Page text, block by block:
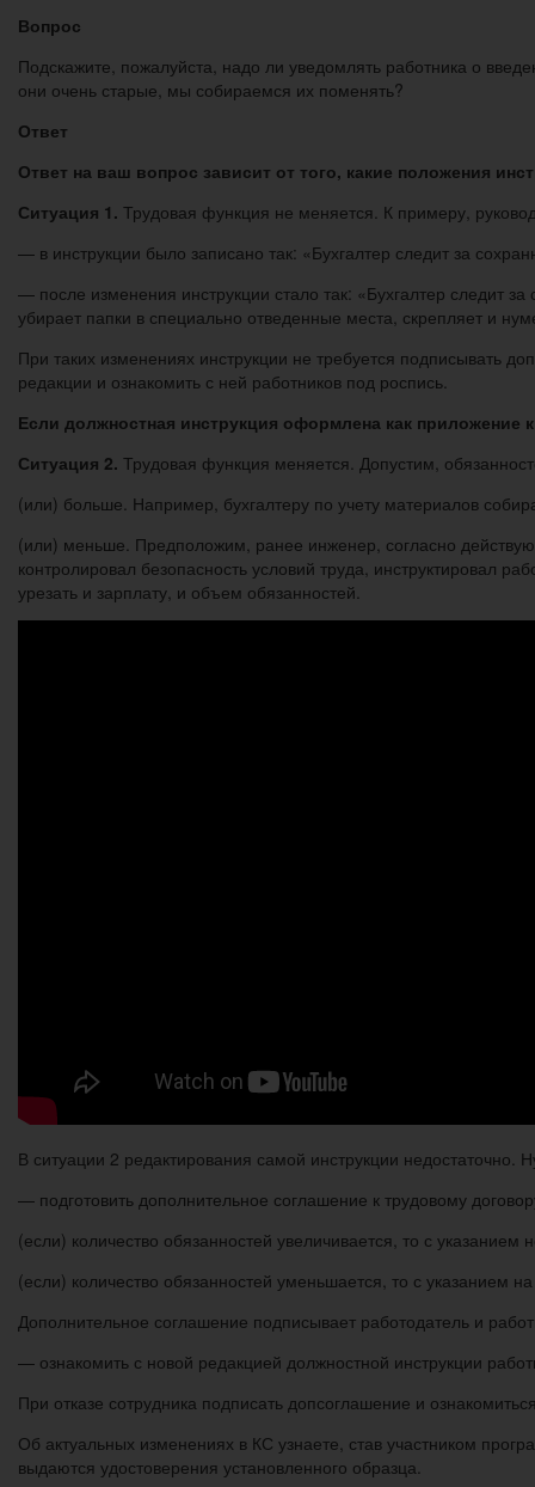
Вопрос
Подскажите, пожалуйста, надо ли уведомлять работника о
они очень старые, мы собираемся их поменять?
Ответ
Ответ на ваш вопрос зависит от того, какие положения
Ситуация 1. Трудовая функция не меняется. К примеру,
— в инструкции было записано так: «Бухгалтер следит за
— после изменения инструкции стало так: «Бухгалтер следит
убирает папки в специально отведенные места, скрепляет и
При таких изменениях инструкции не требуется подписывать
редакции и ознакомить с ней работников под роспись.
Если должностная инструкция оформлена как
Ситуация 2. Трудовая функция меняется. Допустим,
(или) больше. Например, бухгалтеру по учету материалов
(или) меньше. Предположим, ранее инженер, согласно
контролировал безопасность условий труда, инструктировал
урезать и зарплату, и объем обязанностей.
В ситуации 2 редактирования самой инструкции недостаточно.
— подготовить дополнительное соглашение к трудовому
(если) количество обязанностей увеличивается, то с указанием
(если) количество обязанностей уменьшается, то с указанием
Дополнительное соглашение подписывает работодатель и
— ознакомить с новой редакцией должностной инструкции
При отказе сотрудника подписать допсоглашение и
Об актуальных изменениях в КС узнаете, став участником
выдаются удостоверения установленного образца.